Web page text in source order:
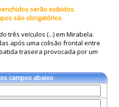
serão exibidos.
são obrigatórios
três veículos (...) em Mirabela.
após uma colisão frontal entre
traseira provocada por um
campos abaixo